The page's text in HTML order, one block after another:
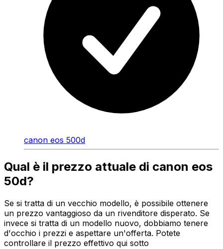
canon eos 500d
Qual è il prezzo attuale di canon eos
50d?
Se si tratta di un vecchio modello, è possibile ottenere
un prezzo vantaggioso da un rivenditore disperato. Se
invece si tratta di un modello nuovo, dobbiamo tenere
d'occhio i prezzi e aspettare un'offerta. Potete
controllare il prezzo effettivo qui sotto